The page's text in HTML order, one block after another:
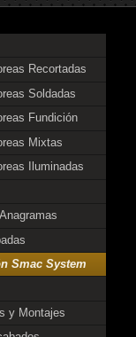
Recortadas
Soldadas
Fundición
Mixtas
Iluminadas
Smac System
y Montajes